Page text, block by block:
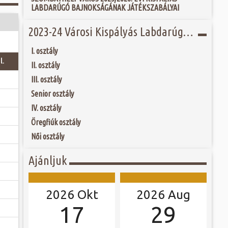
Év óta
Európa egyik
Római
templomuk
egyben
a
játékkal és
a lépést a
LABDARÚGÓ BAJNOKSÁGÁNAK JÁTÉKSZABÁLYAI
2023-24 Városi Kispályás Labdarúgó Bajnokság
I. osztály
II. osztály
III. osztály
Senior osztály
IV. osztály
Öregfiúk osztály
Női osztály
Ajánljuk
2026 Okt
17
2026 Aug
29